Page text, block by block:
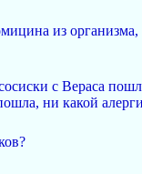
из
с Вераса
ни какой